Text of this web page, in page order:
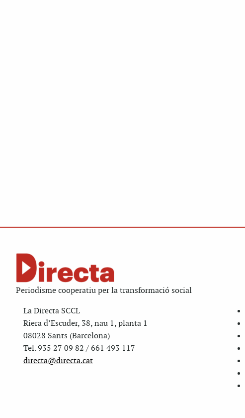
Periodisme cooperatiu per la transformació social
La Directa SCCL
Riera d’Escuder, 38, nau 1, planta 1
08028 Sants (Barcelona)
Tel. 935 27 09 82 / 661 493 117
directa@directa.cat